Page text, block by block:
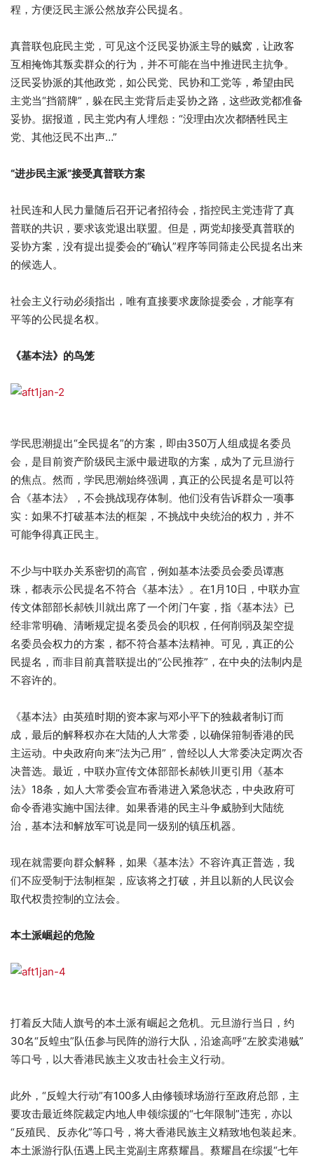
程，方便泛民主派公然放弃公民提名。
真普联包庇民主党，可见这个泛民妥协派主导的贼窝，让政客
互相掩饰其叛卖群众的行为，并不可能在当中推进民主抗争。
泛民妥协派的其他政党，如公民党、民协和工党等，希望由民
主党当“挡箭牌”，躲在民主党背后走妥协之路，这些政党都准备
妥协。据报道，民主党内有人埋怨：“没理由次次都牺牲民主
党、其他泛民不出声…”
“进步民主派”接受真普联方案
社民连和人民力量随后召开记者招待会，指控民主党违背了真
普联的共识，要求该党退出联盟。但是，两党却接受真普联的
妥协方案，没有提出提委会的“确认”程序等同筛走公民提名出来
的候选人。
社会主义行动必须指出，唯有直接要求废除提委会，才能享有
平等的公民提名权。
《基本法》的鸟笼
学民思潮提出“全民提名”的方案，即由350万人组成提名委员
会，是目前资产阶级民主派中最进取的方案，成为了元旦游行
的焦点。然而，学民思潮始终强调，真正的公民提名是可以符
合《基本法》，不会挑战现存体制。他们没有告诉群众一项事
实：如果不打破基本法的框架，不挑战中央统治的权力，并不
可能争得真正民主。
不少与中联办关系密切的高官，例如基本法委员会委员谭惠
珠，都表示公民提名不符合《基本法》。在1月10日，中联办宣
传文体部部长郝铁川就出席了一个闭门午宴，指《基本法》已
经非常明确、清晰规定提名委员会的职权，任何削弱及架空提
名委员会权力的方案，都不符合基本法精神。可见，真正的公
民提名，而非目前真普联提出的“公民推荐”，在中央的法制内是
不容许的。
《基本法》由英殖时期的资本家与邓小平下的独裁者制订而
成，最后的解释权亦在大陆的人大常委，以确保箝制香港的民
主运动。中央政府向来“法为己用”，曾经以人大常委决定两次否
决普选。最近，中联办宣传文体部部长郝铁川更引用《基本
法》18条，如人大常委会宣布香港进入紧急状态，中央政府可
命令香港实施中国法律。如果香港的民主斗争威胁到大陆统
治，基本法和解放军可说是同一级别的镇压机器。
现在就需要向群众解释，如果《基本法》不容许真正普选，我
们不应受制于法制框架，应该将之打破，并且以新的人民议会
取代权贵控制的立法会。
本土派崛起的危险
打着反大陆人旗号的本土派有崛起之危机。元旦游行当日，约
30名“反蝗虫”队伍参与民阵的游行大队，沿途高呼“左胶卖港贼”
等口号，以大香港民族主义攻击社会主义行动。
此外，“反蝗大行动”有100多人由修顿球场游行至政府总部，主
要攻击最近终院裁定内地人申领综援的“七年限制”违宪，亦以
“反殖民、反赤化”等口号，将大香港民族主义精致地包装起来。
本土派游行队伍遇上民主党副主席蔡耀昌。蔡耀昌在综援“七年